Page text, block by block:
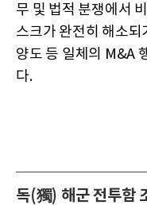
무 및 법적 분쟁에서
스크가 완전히 해소
양도 등 일체의 M&A
다.
독(獨) 해군 전투함